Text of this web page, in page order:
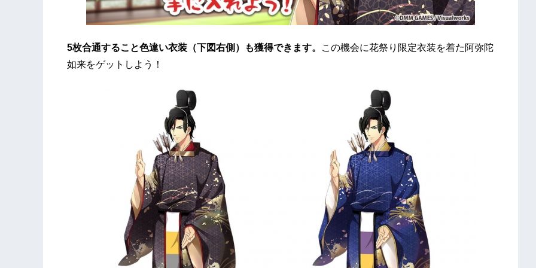
5枚合通すること色違い衣装（下図右側）も獲得できます。
この機会に花祭り限定衣装を着た阿弥陀
如来をゲットしよう！